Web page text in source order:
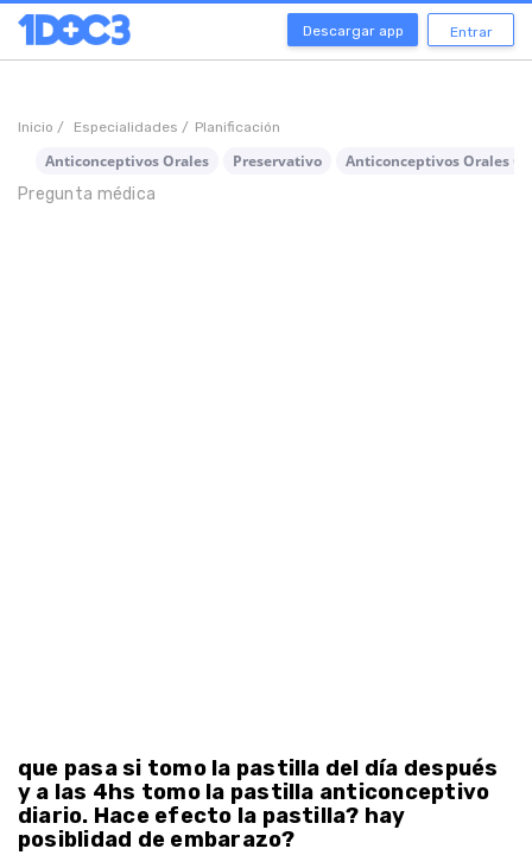
Descargar app Entrar
Inicio / Especialidades / Planificación
Anticonceptivos Orales Preservativo
Anticonceptivos Orales
Pregunta médica
que pasa si tomo la pastilla del día después
y a las 4hs tomo la pastilla anticonceptivo
diario. Hace efecto la pastilla? hay
posiblidad de embarazo?